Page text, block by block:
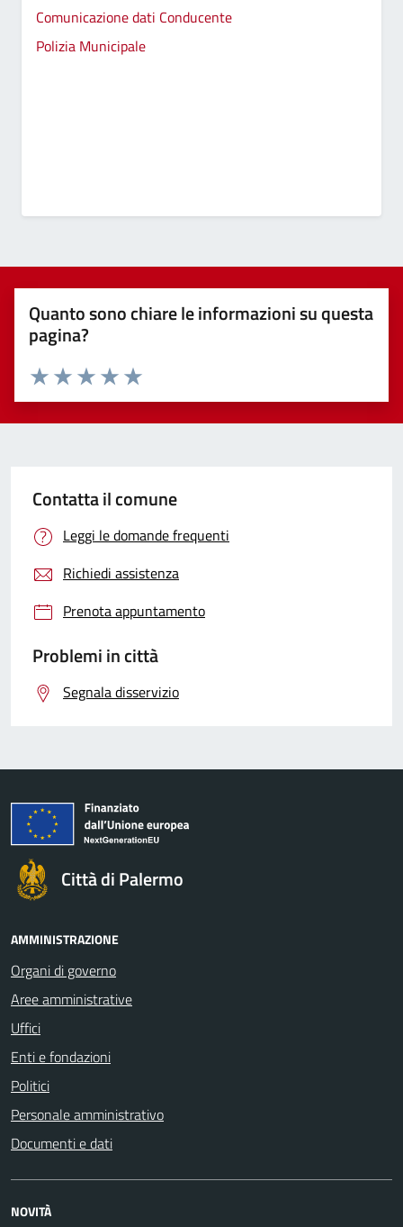
Comunicazione dati Conducente
Polizia Municipale
Quanto sono chiare le informazioni su questa
pagina?
Valuta 5 stelle su 5
Valuta 4 stelle su 5
Valuta 3 stelle su 5
Valuta 2 stelle su 5
Valuta 1 stelle su 5
Contatta il comune
Leggi le domande frequenti
Richiedi assistenza
Prenota appuntamento
Problemi in città
Segnala disservizio
Città di Palermo
AMMINISTRAZIONE
Organi di governo
Aree amministrative
Uffici
Enti e fondazioni
Politici
Personale amministrativo
Documenti e dati
NOVITÀ